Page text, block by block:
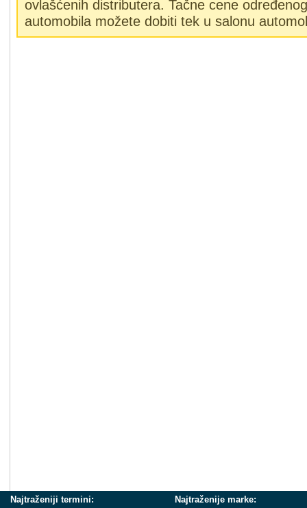
ovlašćenih distributera. Tačne cene
automobila možete dobiti tek u salonu
Najtraženiji termini:
Najtraženije marke: